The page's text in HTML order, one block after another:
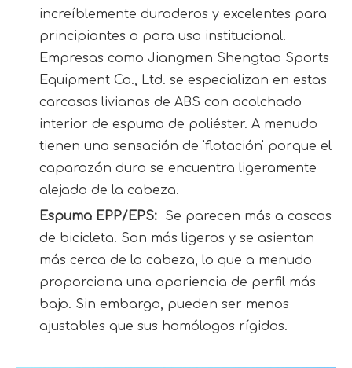
increíblemente duraderos y excelentes para
principiantes o para uso institucional.
Empresas como Jiangmen Shengtao Sports
Equipment Co., Ltd. se especializan en estas
carcasas livianas de ABS con acolchado
interior de espuma de poliéster. A menudo
tienen una sensación de 'flotación' porque el
caparazón duro se encuentra ligeramente
alejado de la cabeza.
Espuma EPP/EPS:
Se parecen más a cascos
de bicicleta. Son más ligeros y se asientan
más cerca de la cabeza, lo que a menudo
proporciona una apariencia de perfil más
bajo. Sin embargo, pueden ser menos
ajustables que sus homólogos rígidos.